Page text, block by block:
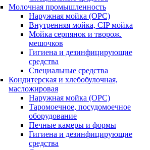
Молочная промышленность
Наружная мойка (ОРС)
Внутренняя мойка, CIP мойка
Мойка серпянок и творож.
мешочков
Гигиена и дезинфицирующие
средства
Специальные средства
Кондитерская и хлебобулочная,
масложировая
Наружная мойка (ОРС)
Таромоечное, посудомоечное
оборудование
Печные камеры и формы
Гигиена и дезинфицирующие
средства